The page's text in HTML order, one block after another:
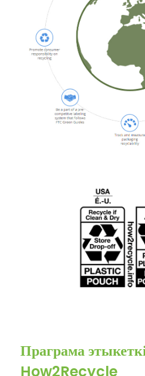
Праграма
How2Recycle